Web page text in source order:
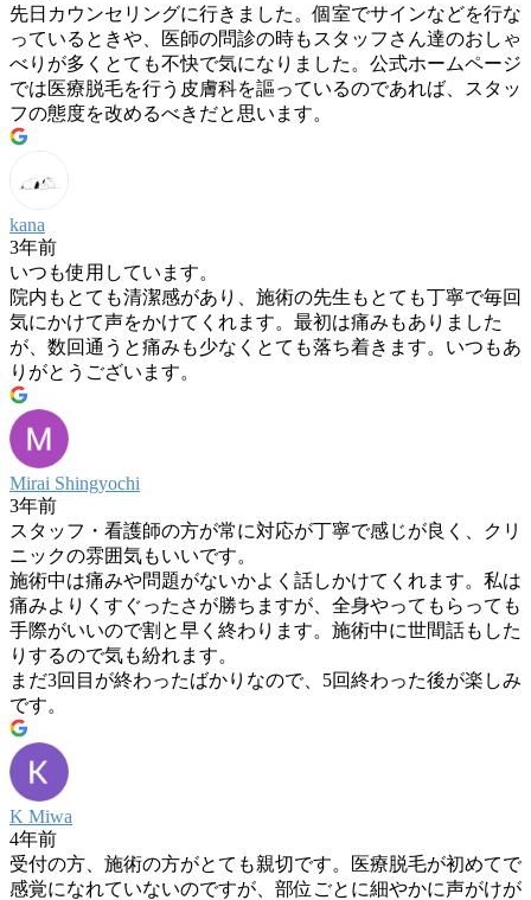
先日カウンセリングに行きました。個室でサインなどを行な
っているときや、医師の問診の時もスタッフさん達のおしゃ
べりが多くとても不快で気になりました。公式ホームページ
では医療脱毛を行う皮膚科を謳っているのであれば、スタッ
フの態度を改めるべきだと思います。
kana
3年前
いつも使用しています。
院内もとても清潔感があり、施術の先生もとても丁寧で毎回
気にかけて声をかけてくれます。最初は痛みもありました
が、数回通うと痛みも少なくとても落ち着きます。いつもあ
りがとうございます。
Mirai Shingyochi
3年前
スタッフ・看護師の方が常に対応が丁寧で感じが良く、クリ
ニックの雰囲気もいいです。
施術中は痛みや問題がないかよく話しかけてくれます。私は
痛みよりくすぐったさが勝ちますが、全身やってもらっても
手際がいいので割と早く終わります。施術中に世間話もした
りするので気も紛れます。
まだ3回目が終わったばかりなので、5回終わった後が楽しみ
です。
K Miwa
4年前
受付の方、施術の方がとても親切です。医療脱毛が初めてで
感覚になれていないのですが、部位ごとに細やかに声がけが